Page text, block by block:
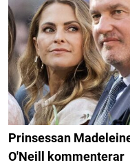
Prinsessan
O'Neill kommenterar